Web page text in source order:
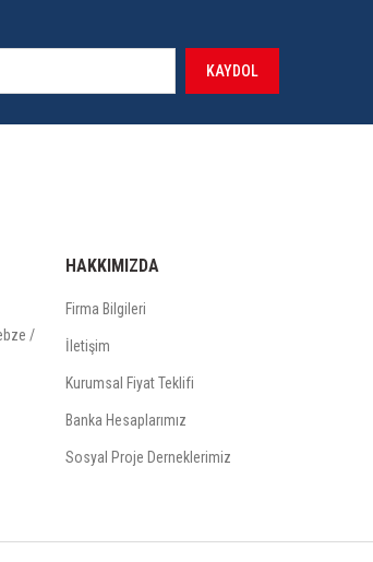
KAYDOL
/
HAKKIMIZDA
Firma Bilgileri
İletişim
Kurumsal Fiyat Teklifi
Banka Hesaplarımız
Sosyal Proje Derneklerimiz